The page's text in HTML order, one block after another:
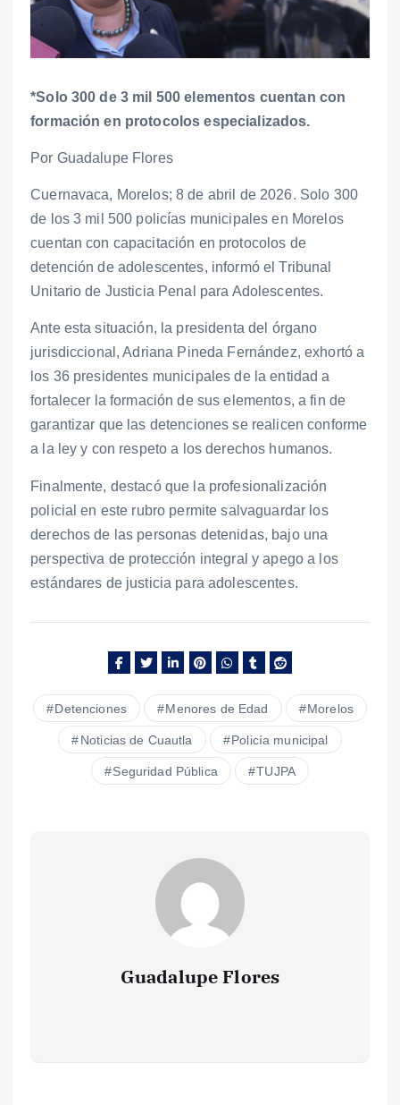
*Solo 300 de 3 mil 500 elementos cuentan con
formación en protocolos especializados.
Por Guadalupe Flores
Cuernavaca, Morelos; 8 de abril de 2026. Solo 300
de los 3 mil 500 policías municipales en Morelos
cuentan con capacitación en protocolos de
detención de adolescentes, informó el Tribunal
Unitario de Justicia Penal para Adolescentes.
Ante esta situación, la presidenta del órgano
jurisdiccional, Adriana Pineda Fernández, exhortó a
los 36 presidentes municipales de la entidad a
fortalecer la formación de sus elementos, a fin de
garantizar que las detenciones se realicen conforme
a la ley y con respeto a los derechos humanos.
Finalmente, destacó que la profesionalización
policial en este rubro permite salvaguardar los
derechos de las personas detenidas, bajo una
perspectiva de protección integral y apego a los
estándares de justicia para adolescentes.
Detenciones Menores de Edad Morelos
Noticias de Cuautla Policía municipal
Seguridad Pública TUJPA
Guadalupe Flores